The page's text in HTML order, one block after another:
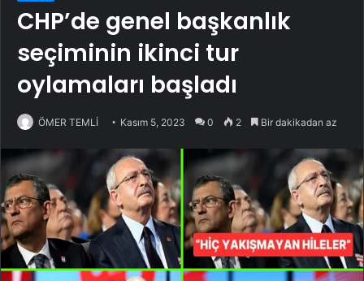
CHP’de genel başkanlık
seçiminin ikinci tur
oylamaları başladı
ÖMER TEMLİ Kasım 5, 2023 0 2 Bir dakikadan az